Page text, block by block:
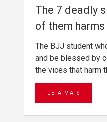
The 7 deadly
of them
The BJJ student
and be blessed by
the vices that harm
LEIA MAIS